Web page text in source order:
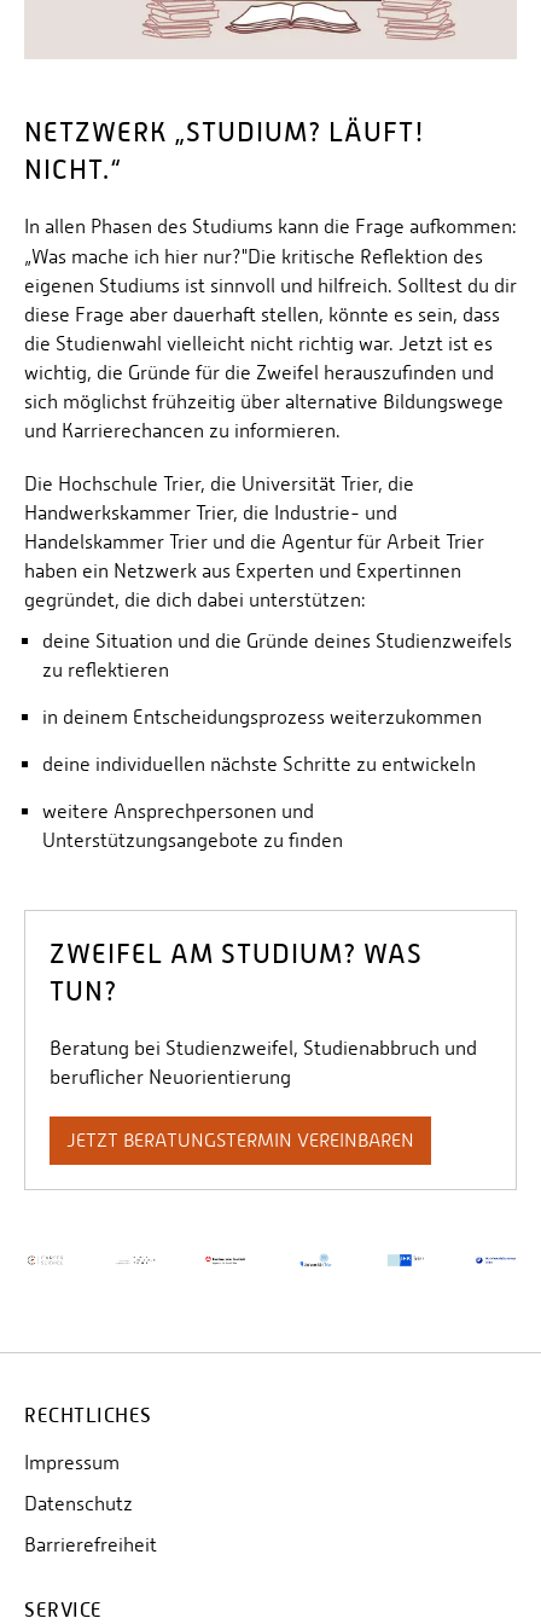
Personalvertretungen
Schwerbehindertenvertretungen
Personalentwicklung
Personensuche
NETZWERK „STUDIUM? LÄUFT!
NICHT.“
In allen Phasen des Studiums kann die Frage aufkommen:
„Was mache ich hier nur?"Die kritische Reflektion des
eigenen Studiums ist sinnvoll und hilfreich. Solltest du dir
diese Frage aber dauerhaft stellen, könnte es sein, dass
die Studienwahl vielleicht nicht richtig war. Jetzt ist es
wichtig, die Gründe für die Zweifel herauszufinden und
sich möglichst frühzeitig über alternative Bildungswege
und Karrierechancen zu informieren.
Die Hochschule Trier, die Universität Trier, die
Handwerkskammer Trier, die Industrie- und
Handelskammer Trier und die Agentur für Arbeit Trier
haben ein Netzwerk aus Experten und Expertinnen
gegründet, die dich dabei unterstützen:
deine Situation und die Gründe deines Studienzweifels
zu reflektieren
in deinem Entscheidungsprozess weiterzukommen
deine individuellen nächste Schritte zu entwickeln
weitere Ansprechpersonen und
Unterstützungsangebote zu finden
ZWEIFEL AM STUDIUM? WAS
TUN?
Beratung bei Studienzweifel, Studienabbruch und
beruflicher Neuorientierung
JETZT BERATUNGSTERMIN VEREINBAREN
RECHTLICHES
Impressum
Datenschutz
Barrierefreiheit
SERVICE